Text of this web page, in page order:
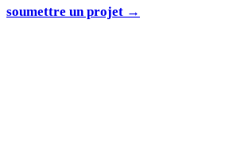
soumettre un projet →